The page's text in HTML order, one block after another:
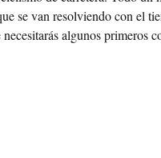
se van resolviendo con el
algunos primeros